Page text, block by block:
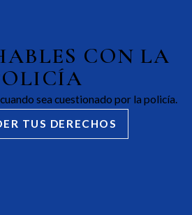
CON LA
sea cuestionado por la policía.
TUS DERECHOS